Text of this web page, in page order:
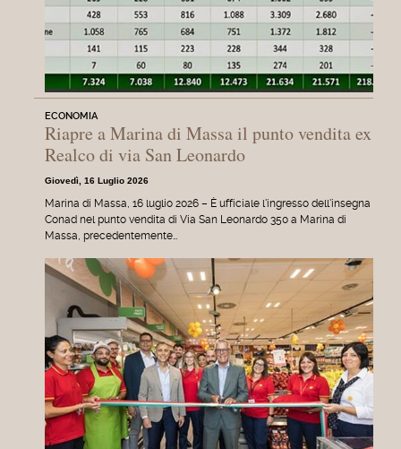
ECONOMIA
Riapre a Marina di Massa il punto vendita ex
Realco di via San Leonardo
Giovedì, 16 Luglio 2026
Marina di Massa, 16 luglio 2026 – È ufficiale l'ingresso dell'insegna
Conad nel punto vendita di Via San Leonardo 350 a Marina di
Massa, precedentemente…